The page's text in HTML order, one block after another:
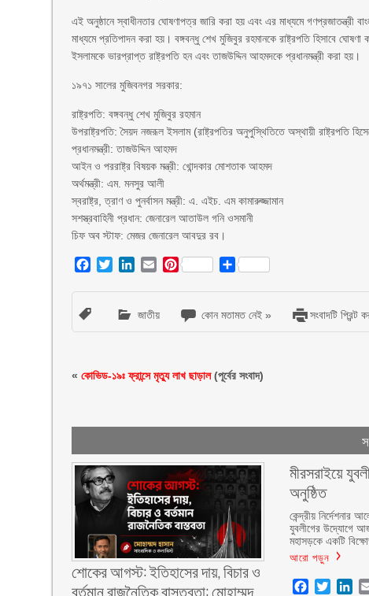
এই অনুষ্ঠানে স্বাধীনতার ঘোষণাপত্র জারি করা হয় এবং এর মাধ্যমে গণপ্রজাতন্ত্রী
মাধ্যমে প্রতিপাদন করা হয়। বঙ্গবন্ধু শেখ মুজিবুর রহমানকে রাষ্ট্রপতি হিসাবে
ইসলামকে ভারপ্রাপ্ত রাষ্ট্রপতি হন এবং তাজউদ্দিন আহমদকে প্রধানমন্ত্রী করা হয়।
১৯৭১ সালের মুজিবনগর সরকার:
রাষ্ট্রপতি: বঙ্গবন্ধু শেখ মুজিবুর রহমান
উপরাষ্ট্রপতি: সৈয়দ নজরূল ইসলাম (রাষ্ট্রপতির অনুপুস্থিতিতে অস্থায়ী রাষ্ট্রপতি
প্রধানমন্ত্রী: তাজউদ্দিন আহমদ
আইন ও পররাষ্ট্র বিষয়ক মন্ত্রী: খোন্দকার মোশতাক আহমদ
অর্থমন্ত্রী: এম. মনসুর আলী
স্বরাষ্ট্র, ত্রাণ ও পুনর্বাসন মন্ত্রী: এ. এইচ. এম কামারুজ্জামান
সশস্ত্রবাহিনী প্রধান: জেনারেল আতাউল গনি ওসমানী
চিফ অব স্টাফ: মেজর জেনারেল আবদুর রব।
Facebook
TwitterLinkedIn
EmailPinterest Share
জাতীয় কোন মতামত নেই » সংবাদটি প্রিন্ট
«কোভিড-১৯ঃ ফ্রান্সে মৃত্যু লাখ ছাড়াল(পূর্বের সংবাদ)
শোকের আগস্ট: ইতিহাসের দায়, বিচার ও
বর্তমান রাজনৈতিক বাস্তবতা: মোহাম্মদ
মীরসরাইয়ে
অনুষ্ঠিত
কেন্দ্রীয় নির্দেশনার
যুবলীগের উদ্যোগে আজ
মহাসড়কে একটি
আরো পড়ুন
Facebook
Twitter